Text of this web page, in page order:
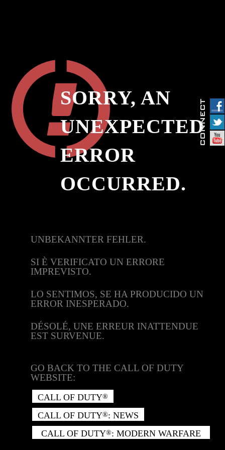
SORRY, AN
UNEXPECTED
ERROR
OCCURRED.
UNBEKANNTER FEHLER.
SI È VERIFICATO UN ERRORE
IMPREVISTO.
LO SENTIMOS, SE HA PRODUCIDO UN
ERROR INESPERADO.
DÉSOLÉ, UNE ERREUR INATTENDUE
EST SURVENUE.
GO BACK TO THE CALL OF DUTY
WEBSITE:
CALL OF DUTY®
CALL OF DUTY®: NEWS
CALL OF DUTY®: MODERN WARFARE